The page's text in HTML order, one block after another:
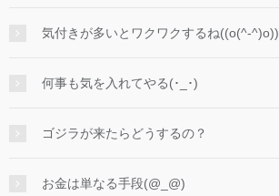
気付きが多いとワクワクするね((o(^-^)o))
何事も気を入れてやる(･_･)
ゴジラが来たらどうするの？
お金は単なる手段(@_@)